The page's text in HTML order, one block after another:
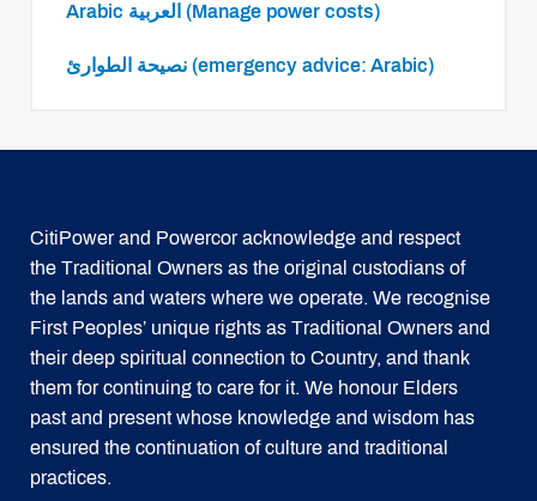
Arabic العربية (Manage power costs)
نصيحة الطوارئ (emergency advice: Arabic)
CitiPower and Powercor acknowledge and respect
the Traditional Owners as the original custodians of
the lands and waters where we operate. We recognise
First Peoples’ unique rights as Traditional Owners and
their deep spiritual connection to Country, and thank
them for continuing to care for it. We honour Elders
past and present whose knowledge and wisdom has
ensured the continuation of culture and traditional
practices.